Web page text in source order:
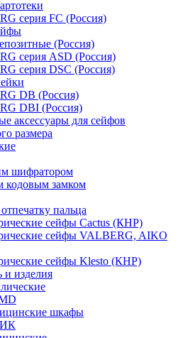
серия FC (Россия)
(Россия)
серия ASD (Россия)
серия DSC (Россия)
DB (Россия)
DBI (Россия)
аксессуары для сейфов
размера
шифратором
кодовым замком
пальца
сейфы Cactus (КНР)
сейфы VALBERG, AIKO
сейфы Klesto (КНР)
и изделия
шкафы